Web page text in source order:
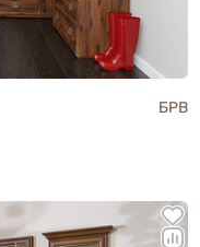
БРВ